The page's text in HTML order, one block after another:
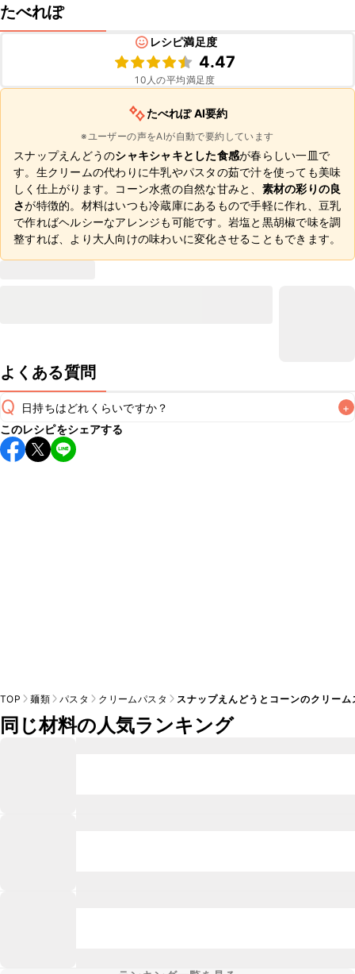
たべれぽ
レシピ満足度
4.47
10 人の平均満足度
たべれぽ AI要約
※ユーザーの声をAIが自動で要約しています
スナップえんどうのシャキシャキとした食感が春らしい一皿で
す。生クリームの代わりに牛乳やパスタの茹で汁を使っても美味
しく仕上がります。コーン水煮の自然な甘みと、 素材の彩りの良
さが特徴的。材料はいつも冷蔵庫にあるもので手軽に作れ、豆乳
で作ればヘルシーなアレンジも可能です。岩塩と黒胡椒で味を調
整すれば、より大人向けの味わいに変化させることもできます。
よくある質問
Q 日持ちはどれくらいですか？ +
こちらのレシピは出来たてをお召し上がりいただくことをお
すすめします。
このレシピをシェアする
TOP 麺類 パスタ クリームパスタ スナップえんどうとコーンのクリー
同じ材料の人気ランキング